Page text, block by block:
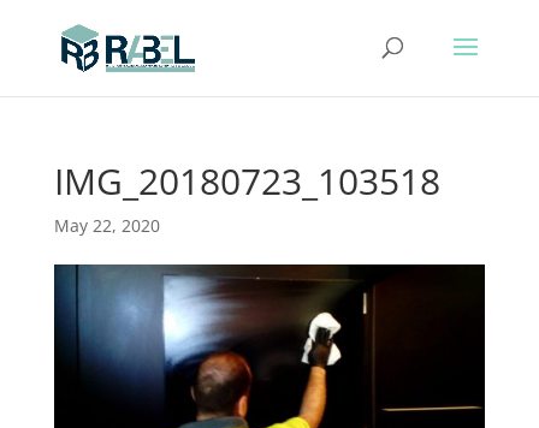
IMG_20180723_103518
May 22, 2020